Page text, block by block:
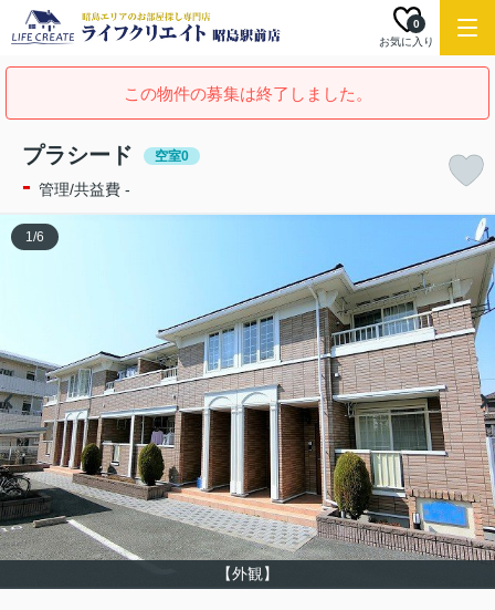
お気に入り
0
この物件の募集は終了しました。
プラシード 空室0
- 管理/共益費 -
【外観】
1/6